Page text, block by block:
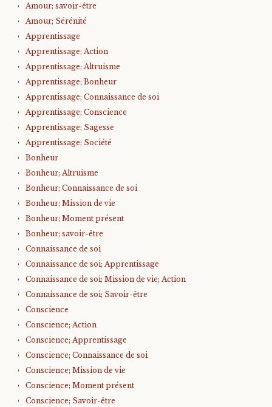
Amour; savoir-être
Amour; Sérénité
Apprentissage
Apprentissage; Action
Apprentissage; Altruisme
Apprentissage; Bonheur
Apprentissage; Connaissance de soi
Apprentissage; Conscience
Apprentissage; Sagesse
Apprentissage; Société
Bonheur
Bonheur; Altruisme
Bonheur; Connaissance de soi
Bonheur; Mission de vie
Bonheur; Moment présent
Bonheur; savoir-être
Connaissance de soi
Connaissance de soi; Apprentissage
Connaissance de soi; Mission de vie; Action
Connaissance de soi; Savoir-être
Conscience
Conscience; Action
Conscience; Apprentissage
Conscience; Connaissance de soi
Conscience; Mission de vie
Conscience; Moment présent
Conscience; Savoir-être